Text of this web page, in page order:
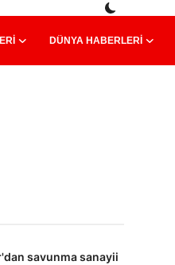
DÜNYA HABERLERI
savunma sanayii